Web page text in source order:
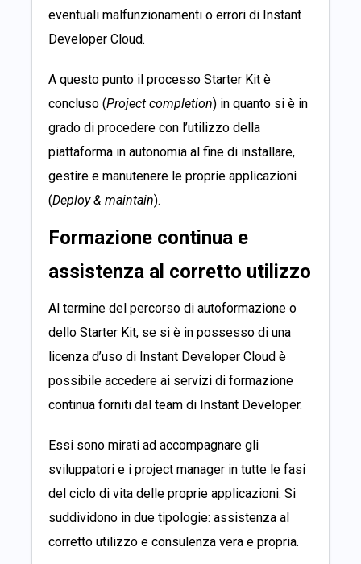
eventuali malfunzionamenti o errori di Instant
Developer Cloud.
A questo punto il processo Starter Kit è
concluso (Project completion) in quanto si è in
grado di procedere con l’utilizzo della
piattaforma in autonomia al fine di installare,
gestire e manutenere le proprie applicazioni
(Deploy & maintain).
Formazione continua e
assistenza al corretto utilizzo
Al termine del percorso di autoformazione o
dello Starter Kit, se si è in possesso di una
licenza d’uso di Instant Developer Cloud è
possibile accedere ai servizi di formazione
continua forniti dal team di Instant Developer.
Essi sono mirati ad accompagnare gli
sviluppatori e i project manager in tutte le fasi
del ciclo di vita delle proprie applicazioni. Si
suddividono in due tipologie: assistenza al
corretto utilizzo e consulenza vera e propria.